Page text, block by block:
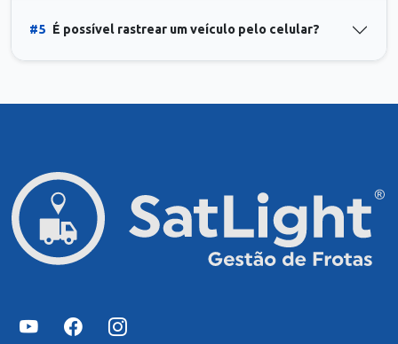
#5 É possível rastrear um veículo pelo celular?